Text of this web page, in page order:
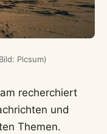
Picsum)
recherchiert
und
Themen.